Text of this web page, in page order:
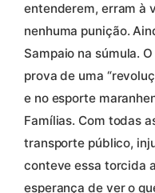
entenderem, erram à
nenhuma punição.
Sampaio na súmula.
prova de uma
e no esporte
Famílias. Com todas
transporte público,
conteve essa torcida
esperança de ver o